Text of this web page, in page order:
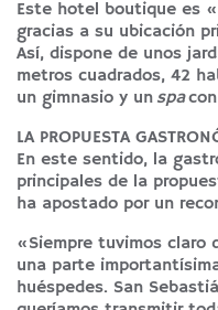
Este hotel boutique es
gracias a su ubicación
Así, dispone de unos
metros cuadrados, 42
un gimnasio y un spa
LA PROPUESTA
En este sentido, la
principales de la
ha apostado por un
«Siempre tuvimos claro
una parte
huéspedes. San